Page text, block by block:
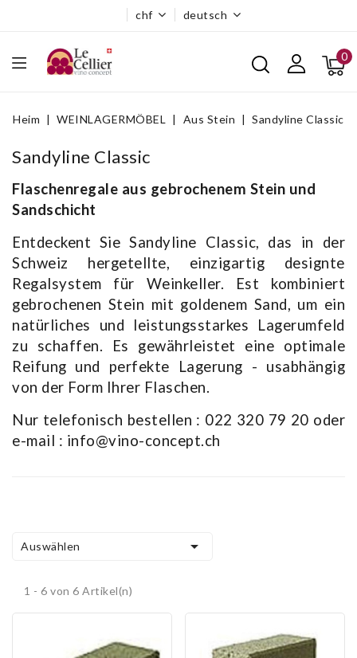
deutsch
chf
0
Heim WEINLAGERMÖBEL Aus Stein Sandyline Classic
Sandyline Classic
Flaschenregale aus gebrochenem Stein und
Sandschicht
Entdeckent Sie Sandyline Classic, das in der
Schweiz hergetellte, einzigartig designte
Regalsystem für Weinkeller. Est kombiniert
gebrochenen Stein mit goldenem Sand, um ein
natürliches und leistungsstarkes Lagerumfeld
zu schaffen. Es gewährleistet eine optimale
Reifung und perfekte Lagerung - usabhängig
von der Form Ihrer Flaschen.
Nur telefonisch bestellen : 022 320 79 20 oder
e-mail : info@vino-concept.ch
Auswählen 
1 - 6 von 6 Artikel(n)